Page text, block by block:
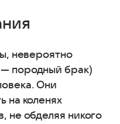
невероятно
породный брак)
Они
на коленях
не обделяя никого